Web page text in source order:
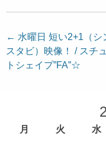
投
稿
ナ
← 水曜日 短い2+1（シ
スタビ）映像！ / スチ
トシェイプ”FA”☆
月 火 水